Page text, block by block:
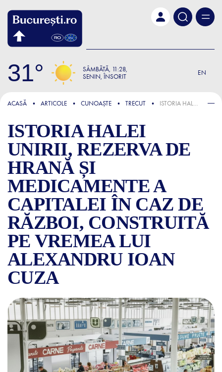
31 SÂMBĂTĂ 11:28
SENIN, ÎNSORIT
EN
FOCUS
ACASĂ ARTICOLE CUNOAȘTE TRECUT ISTORIA HALEI UNIRII, REZERVA DE HRANĂ ȘI MEDICAMENTE A CAPITALEI ÎN CAZ DE RĂZBOI, CONSTRUITĂ PE VREMEA LUI ALEXANDRU IOAN CUZA
ISTORIA HALEI
UNIRII, REZERVA DE
HRANĂ ȘI
MEDICAMENTE A
CAPITALEI ÎN CAZ DE
RĂZBOI, CONSTRUITĂ
PE VREMEA LUI
ALEXANDRU IOAN
CUZA
ISTORIA HALEI UNIRII,